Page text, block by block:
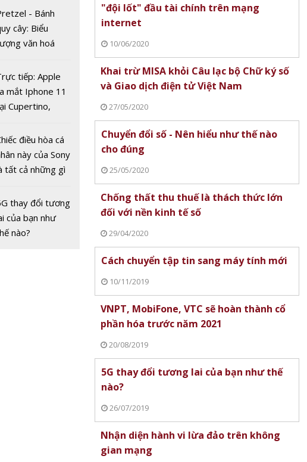
Galaxy Tab S12 Ultra lộ điểm
Dimensity 9500
Kỷ niệm 30 năm
giá từ 5,5
Làm chủ AI Agent, dẫn đầu
tương lai xuất khẩu cùng
Alibaba.com
Luật Kinh doanh bất
nghiệp
phát
cập nhật bảo
tháng 7/2026
bị Galaxy
đồ gia dụng
minh Xiaomi
đáng mua
- Bánh
cây: Biểu
văn hoá
cãi về nguồn
tiếp: Apple
mắt Iphone 11
Cupertino,
điều hòa cá
này của Sony
tất cả những gì
qua mùa hè
nực
thay đổi tương
của bạn như
nào?
"đội lốt" đầu tài chính trên mạng
internet
10/06/2020
Khai trừ MISA khỏi Câu lạc bộ Chữ ký số
và Giao dịch điện tử Việt Nam
27/05/2020
Chuyển đổi số - Nên hiểu như thế nào
cho đúng
25/05/2020
Chống thất thu thuế là thách thức lớn
đối với nền kinh tế số
29/04/2020
Cách chuyển tập tin sang máy tính mới
10/11/2019
VNPT, MobiFone, VTC sẽ hoàn thành cổ
phần hóa trước năm 2021
20/08/2019
5G thay đổi tương lai của bạn như thế
nào?
26/07/2019
Nhận diện hành vi lừa đảo trên không
gian mạng